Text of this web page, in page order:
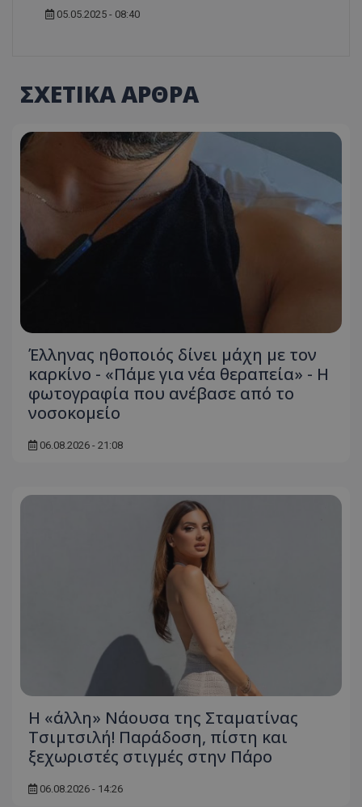
05.05.2025 - 08:40
ΣΧΕΤΙΚΑ ΑΡΘΡΑ
Έλληνας ηθοποιός δίνει μάχη με τον
καρκίνο - «Πάμε για νέα θεραπεία» - Η
φωτογραφία που ανέβασε από το
νοσοκομείο
06.08.2026 - 21:08
Η «άλλη» Νάουσα της Σταματίνας
Τσιμτσιλή! Παράδοση, πίστη και
ξεχωριστές στιγμές στην Πάρο
06.08.2026 - 14:26